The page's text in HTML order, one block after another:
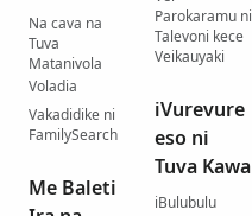
Na cava na
Tuva
Matanivola
Voladia
Vakadidike ni
FamilySearch
Me Baleti
Parokaramu ni
Talevoni kece
Veikauyaki
iVurevure
eso ni
Tuva Kawa
iBulubulu